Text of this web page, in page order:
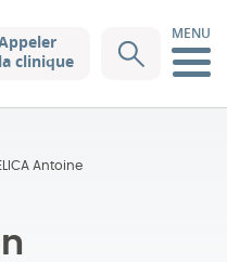
la clinique
MENU
Antoine